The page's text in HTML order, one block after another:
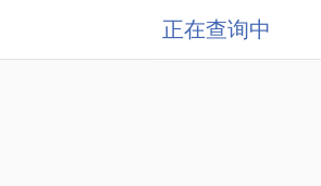
正在查询中